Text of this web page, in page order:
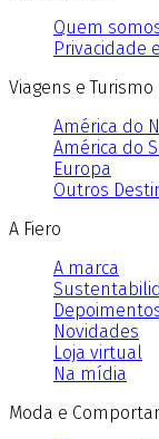
Quem
Privacidade
Viagens e Turismo
América do
América do
Europa
Outros
A Fiero
A marca
Novidades
Loja virtual
Na mídia
Moda e